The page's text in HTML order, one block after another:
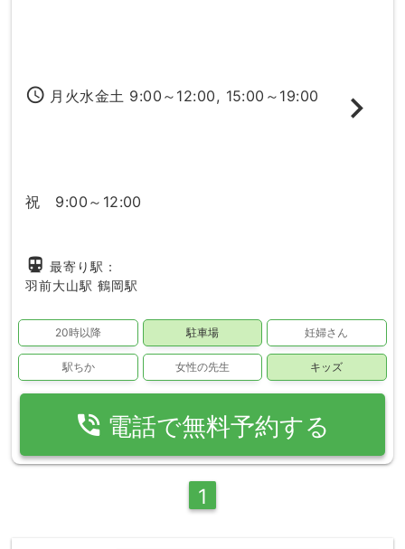
access_time 月火水金土 9:00～12:00, 15:00～19:00
祝 9:00～12:00
directions_subway 最寄り駅：
羽前大山駅 鶴岡駅
20時以降 駐車場 妊婦さん
駅ちか 女性の先生 キッズ
phone_in_talk 電話で無料予約する
1